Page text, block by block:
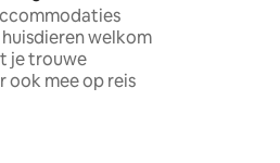
welkom
je trouwe
ook mee op reis